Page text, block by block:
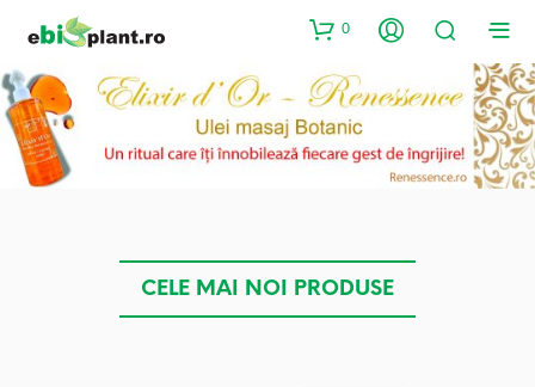
0
CELE MAI NOI PRODUSE